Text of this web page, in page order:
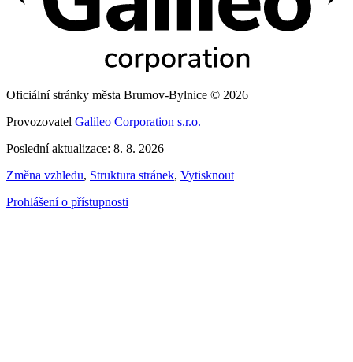
Oficiální stránky města Brumov-Bylnice © 2026
Provozovatel Galileo Corporation s.r.o.
Poslední aktualizace: 8. 8. 2026
Změna vzhledu, Struktura stránek, Vytisknout
Prohlášení o přístupnosti